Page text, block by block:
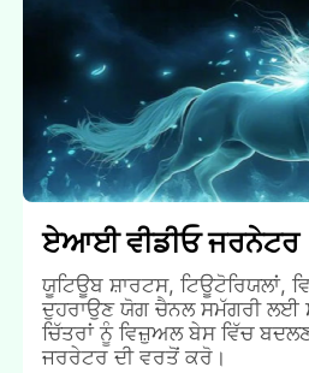
ਏਆਈ ਵੀਡੀਓ ਜਰਨੇਟਰ
ਯੂਟਿਊਬ ਸ਼ਾਰਟਸ, ਟਿਊਟੋਰਿਯਲਾਂ,
ਦੁਹਰਾਉਣ ਯੋਗ ਚੈਨਲ ਸਮੱਗਰੀ ਲਈ
ਚਿੱਤਰਾਂ ਨੂੰ ਵਿਜ਼ੁਅਲ ਬੇਸ ਵਿੱਚ
ਜਰਰੇਟਰ ਦੀ ਵਰਤੋਂ ਕਰੋ।